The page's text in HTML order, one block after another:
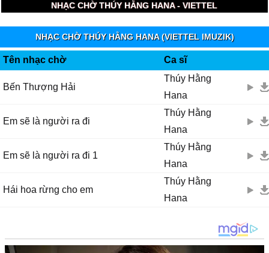
NHẠC CHỜ THÚY HẰNG HANA - VIETTEL
NHẠC CHỜ THÚY HẰNG HANA (VIETTEL IMUZIK)
Tên nhạc chờ Ca sĩ
Bến Thượng Hải
Thúy Hằng
Hana
Em sẽ là người ra đi
Thúy Hằng
Hana
Em sẽ là người ra đi 1
Thúy Hằng
Hana
Hái hoa rừng cho em
Thúy Hằng
Hana